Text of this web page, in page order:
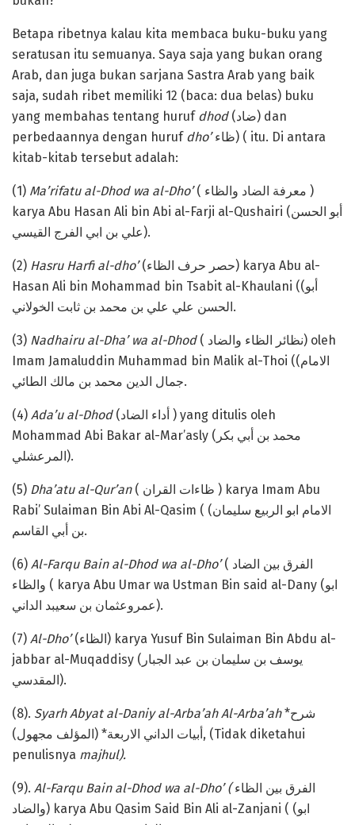
Betapa ribetnya kalau kita membaca buku-buku yang
seratusan itu semuanya. Saya saja yang bukan orang
Arab, dan juga bukan sarjana Sastra Arab yang baik
saja, sudah ribet memiliki 12 (baca: dua belas) buku
yang membahas tentang huruf dhod(ضاد) dan
perbedaannya dengan huruf dho’ظاء) ( itu. Di antara
kitab-kitab tersebut adalah:
(1) Ma’rifatu al-Dhod wa al-Dho’( معرفة الضاد والظاء )
karya Abu Hasan Ali bin Abi al-Farji al-Qushairi (أبو الحسن
علي بن ابي الفرج القيسي).
(2) Hasru Harfi al-dho’(حصر حرف الظاء) karya Abu al-
Hasan Ali bin Mohammad bin Tsabit al-Khaulani ((أبو
الحسن علي علي بن محمد بن ثابت الخولاني.
(3) Nadhairu al-Dha’ wa al-Dhod ( نظائر الظاء والضاد) oleh
Imam Jamaluddin Muhammad bin Malik al-Thoi ((الامام
جمال الدين محمد بن مالك الطائي.
(4) Ada’u al-Dhod(أداء الضاد ) yang ditulis oleh
Mohammad Abi Bakar al-Mar’asly (محمد بن أبي بكر
المرعشلي).
(5) Dha’atu al-Qur’an( ظاءات القران ) karya Imam Abu
Rabi’ Sulaiman Bin Abi Al-Qasim ( (الامام ابو الربيع سليمان
بن أبي القاسم.
(6) Al-Farqu Bain al-Dhod wa al-Dho’( الفرق بين الضاد
والظاء ( karya Abu Umar wa Ustman Bin said al-Dany (ابو
عمروعثمان بن سعيبد الداني).
(7) Al-Dho’(الظاء) karya Yusuf Bin Sulaiman Bin Abdu al-
jabbar al-Muqaddisy (يوسف بن سليمان بن عبد الجبار
المقدسي).
(8). Syarh Abyat al-Daniy al-Arba’ah Al-Arba’ah*شرح
أبيات الداني الاربعة* (المؤلف مجهول), (Tidak diketahui
penulisnya majhul).
(9). Al-Farqu Bain al-Dhod wa al-Dho’ (الفرق بين الظاء
والضاد) karya Abu Qasim Said Bin Ali al-Zanjani ( (ابو